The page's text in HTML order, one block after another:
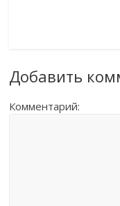
Добавить
Комментарий: